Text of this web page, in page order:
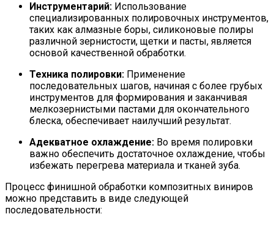
Инструментарий: Использование
специализированных полировочных инструментов,
таких как алмазные боры, силиконовые полиры
различной зернистости, щетки и пасты, является
основой качественной обработки.
Техника полировки: Применение
последовательных шагов, начиная с более грубых
инструментов для формирования и заканчивая
мелкозернистыми пастами для окончательного
блеска, обеспечивает наилучший результат.
Адекватное охлаждение: Во время полировки
важно обеспечить достаточное охлаждение, чтобы
избежать перегрева материала и тканей зуба.
Процесс финишной обработки композитных виниров
можно представить в виде следующей
последовательности: